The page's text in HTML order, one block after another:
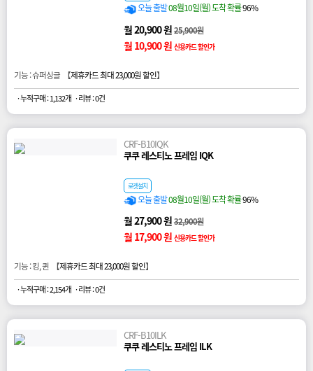
오늘 출발08월10일(월) 도착 확률96%
월 20,900 원25,900원
월 10,900 원 신용카드 할인가
기능 : 슈퍼싱글 【제휴카드 최대 23,000원 할인】
· 누적구매 : 1,132개 · 리뷰 : 0건
CRF-B10IQK
쿠쿠 레스티노 프레임 IQK
로켓설치
오늘 출발08월10일(월) 도착 확률96%
월 27,900 원32,900원
월 17,900 원 신용카드 할인가
기능 : 킹, 퀸 【제휴카드 최대 23,000원 할인】
· 누적구매 : 2,154개 · 리뷰 : 0건
CRF-B10ILK
쿠쿠 레스티노 프레임 ILK